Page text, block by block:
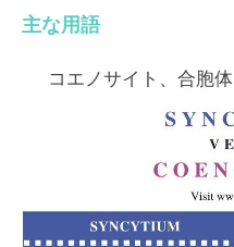
主な用語
コエノサイト、合胞体